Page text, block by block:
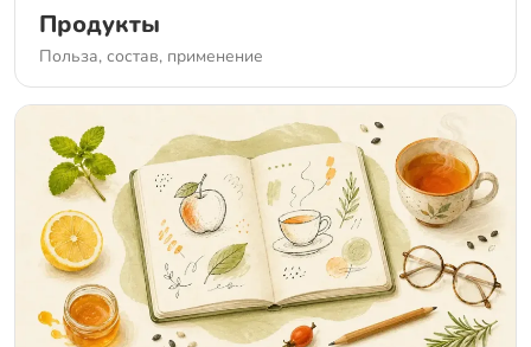
Продукты
Польза, состав, применение